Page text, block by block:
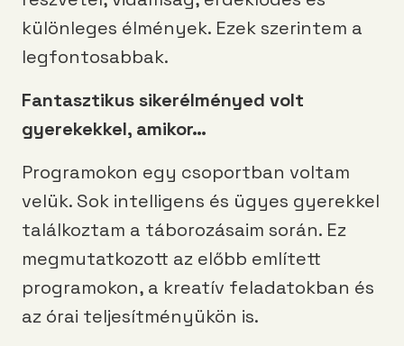
különleges élmények. Ezek szerintem a
legfontosabbak.
Fantasztikus sikerélményed volt
gyerekekkel, amikor…
Programokon egy csoportban voltam
velük. Sok intelligens és ügyes gyerekkel
találkoztam a táborozásaim során. Ez
megmutatkozott az előbb említett
programokon, a kreatív feladatokban és
az órai teljesítményükön is.